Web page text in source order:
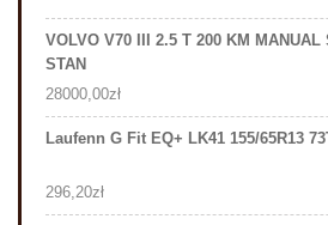
VOLVO V70 III 2.5 T 200 KM MANUAL
STAN
28000,00zł
Laufenn G Fit EQ+ LK41 155/65R13
296,20zł